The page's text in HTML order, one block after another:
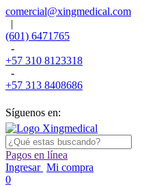
comercial@xingmedical.com
|
(601) 6471765
-
+57 310 8123318
-
+57 313 8408686
Síguenos en:
Pagos en línea
Ingresar Mi compra
0